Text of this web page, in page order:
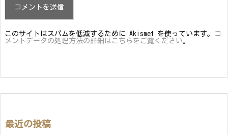
このサイトはスパムを低減するために Akismet を使っています。
コ
メントデータの処理方法の詳細はこちらをご覧ください。
最近の投稿